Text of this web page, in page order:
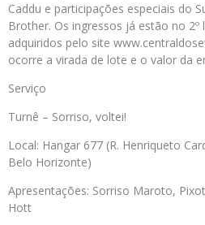
Caddu e participações especiais do
Brother. Os ingressos já estão no
adquiridos pelo site
ocorre a virada de lote e o valor da
Serviço
Turnê – Sorriso, voltei!
Local: Hangar 677 (R. Henriqueto
Belo Horizonte)
Apresentações: Sorriso Maroto,
Hott